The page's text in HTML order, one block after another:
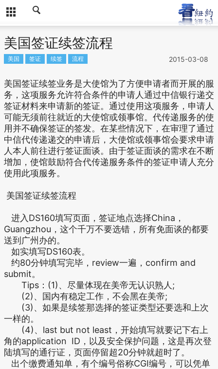
美国签证续签流程
2015-03-08
美国 签证 续签 流程
美国签证续签业务是大使馆为了方便申请者而开展的服
务，这项服务允许符合条件的申请人通过中信银行递交
签证材料来申请新的签证。通过使用这项服务，申请人
可能无须前往就近的大使馆或领事馆。代传递服务的使
用并不确保签证的签发。在某些情况下，在审理了通过
中信代传递递交的申请后，大使馆或领事馆会要求申请
人本人前往进行签证面谈。由于签证面谈的需求在不断
增加，使馆鼓励符合代传递服务条件的签证申请人充分
使用此项服务。
美国签证续签流程
进入DS160填写页面，签证地点选择China，
Guangzhou，这个千万不要选错，所有免面谈的都要
送到广州办的。
如实填写DS160表。
约80分钟填写完毕，review一遍，confirm and
submit。
Tips：(1)、尽量体现在美帝无认识熟人;
(2)、国内有稳定工作，不会黑在美帝;
(3)、如果是续签那选择的签证类型还要选和上次
一样的。
(4)、last but not least，开始填写就要记下右上
角的application ID，以及安全保护问题，这是再次登
陆填写的通行证，页面停留超20分钟就超时了。
出个缴费通知单，有个编号俗称CGI编号，可以凭单